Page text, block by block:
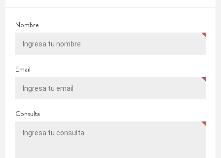
Nombre
Email
Consulta